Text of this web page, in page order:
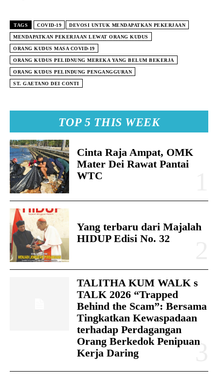
TOP 5 THIS WEEK
Cinta Raja Ampat, OMK
Mater Dei Rawat Pantai
WTC
Yang terbaru dari Majalah
HIDUP Edisi No. 32
TALITHA KUM WALK s
TALK 2026 “Trapped
Behind the Scam”: Bersama
Tingkatkan Kewaspadaan
terhadap Perdagangan
Orang Berkedok Penipuan
Kerja Daring
TAGS COVID-19 DEVOSI UNTUK MENDAPATKAN PEKERJAAN
MENDAPATKAN PEKERJAAN LEWAT ORANG KUDUS
ORANG KUDUS MASA COVID-19
ORANG KUDUS PELIDNUNG MEREKA YANG BELUM BEKERJA
ORANG KUDUS PELINDUNG PENGANGGURAN
ST. GAETANO DEI CONTI